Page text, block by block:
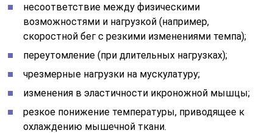
несоответствие между физическими
возможностями и нагрузкой (например,
скоростной бег с резкими изменениями темпа);
переутомление (при длительных нагрузках);
чрезмерные нагрузки на мускулатуру;
изменения в эластичности икроножной мышцы;
резкое понижение температуры, приводящее к
охлаждению мышечной ткани.